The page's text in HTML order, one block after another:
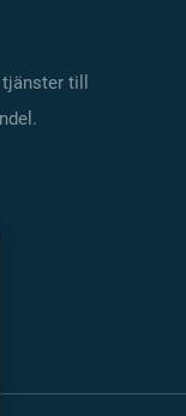
till